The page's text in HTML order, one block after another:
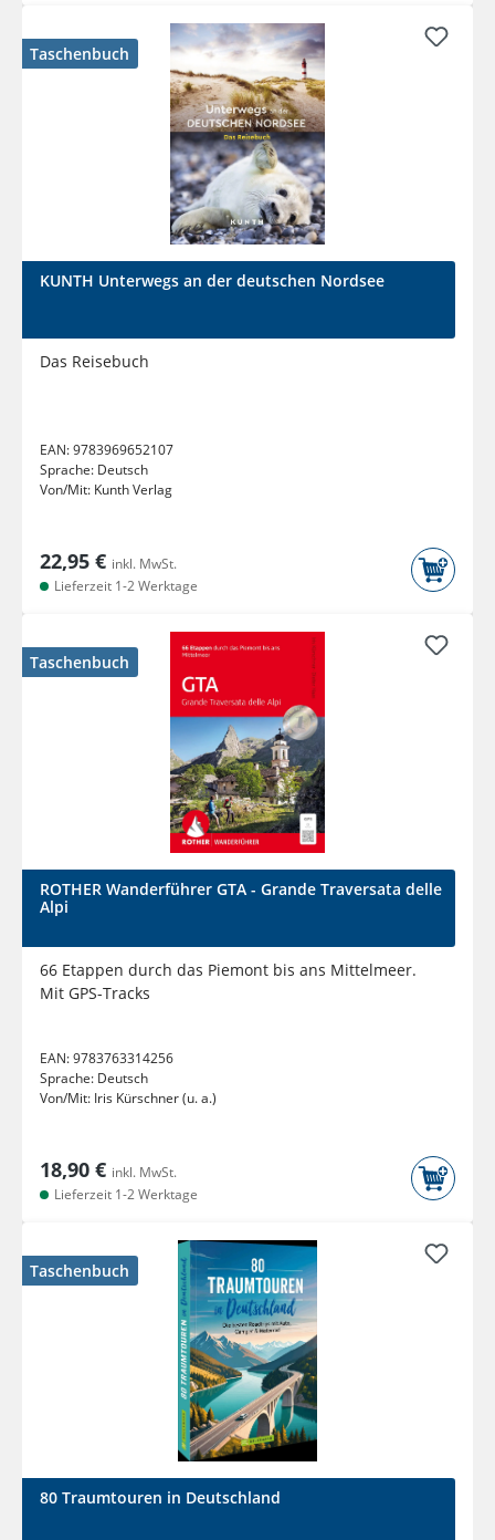
Taschenbuch
KUNTH Unterwegs an der deutschen Nordsee
Das Reisebuch
EAN:9783969652107
Sprache: Deutsch
Von/Mit: Kunth Verlag
22,95 € inkl. MwSt.
Lieferzeit 1-2 Werktage
Taschenbuch
ROTHER Wanderführer GTA - Grande Traversata delle
Alpi
66 Etappen durch das Piemont bis ans Mittelmeer.
Mit GPS-Tracks
EAN:9783763314256
Sprache: Deutsch
Von/Mit: Iris Kürschner (u. a.)
18,90 € inkl. MwSt.
Lieferzeit 1-2 Werktage
Taschenbuch
80 Traumtouren in Deutschland